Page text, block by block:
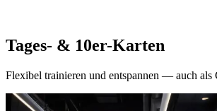
Tages- & 10er-Karten
Flexibel trainieren und entspannen — auch als